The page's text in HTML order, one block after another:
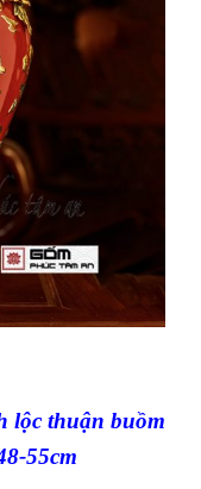
lộc thuận buồm
55cm